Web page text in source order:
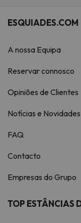
ESQUIADES.COM
A nossa Equipa
Reservar connosco
Opiniões de Clientes
Notícias e Novidades
FAQ
Contacto
Empresas do Grupo
TOP ESTÂNCIAS